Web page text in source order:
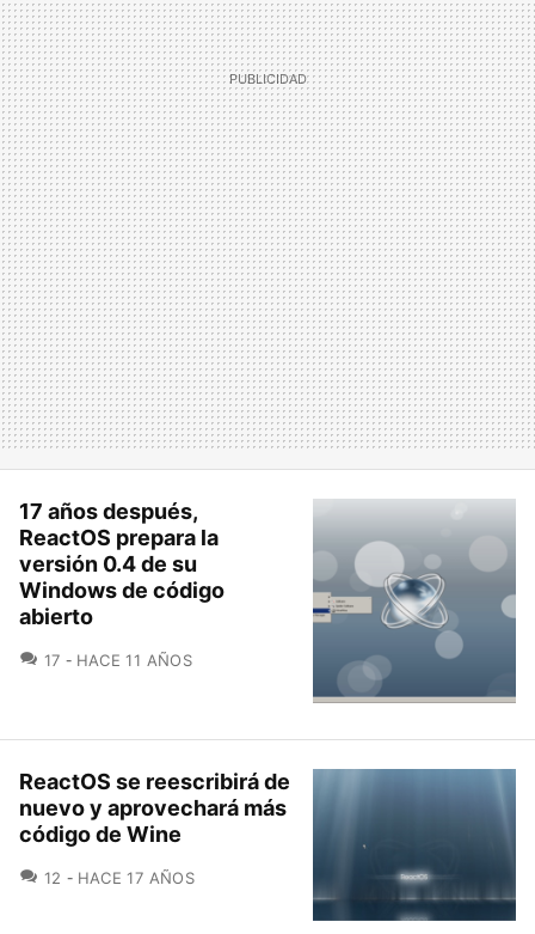
17 años después,
ReactOS prepara la
versión 0.4 de su
Windows de código
abierto
17 COMENTARIOS
HACE 11 AÑOS
ReactOS se reescribirá de
nuevo y aprovechará más
código de Wine
12 COMENTARIOS
HACE 17 AÑOS